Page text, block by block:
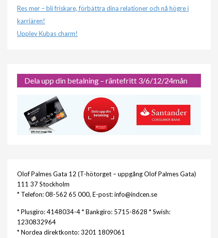
Res mer – bli friskare, förbättra dina relationer och nå högre i
karriären!
Upplev Kubas charm!
Dela upp din betalning – räntefritt 3/6/12/24mån
Olof Palmes Gata 12 (T-hötorget – uppgång Olof Palmes Gata)
111 37 Stockholm
* Telefon: 08-562 65 000, E-post: info@indcen.se
* Plusgiro: 4148034-4 * Bankgiro: 5715-8628 * Swish:
1230832964
* Nordea direktkonto: 3201 1809061